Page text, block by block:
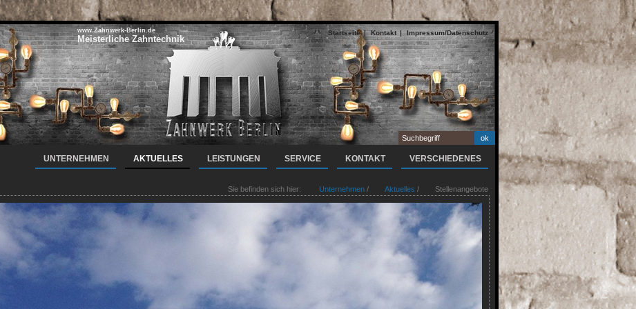
Startseite Kontakt Impressum/Datenschutz
www.Zahnwerk-Berlin.de
Meisterliche Zahntechnik
UNTERNEHMEN AKTUELLES LEISTUNGEN SERVICE KONTAKT VERSCHIEDENES
Sie befinden sich hier: Unternehmen / Aktuelles / Stellenangebote